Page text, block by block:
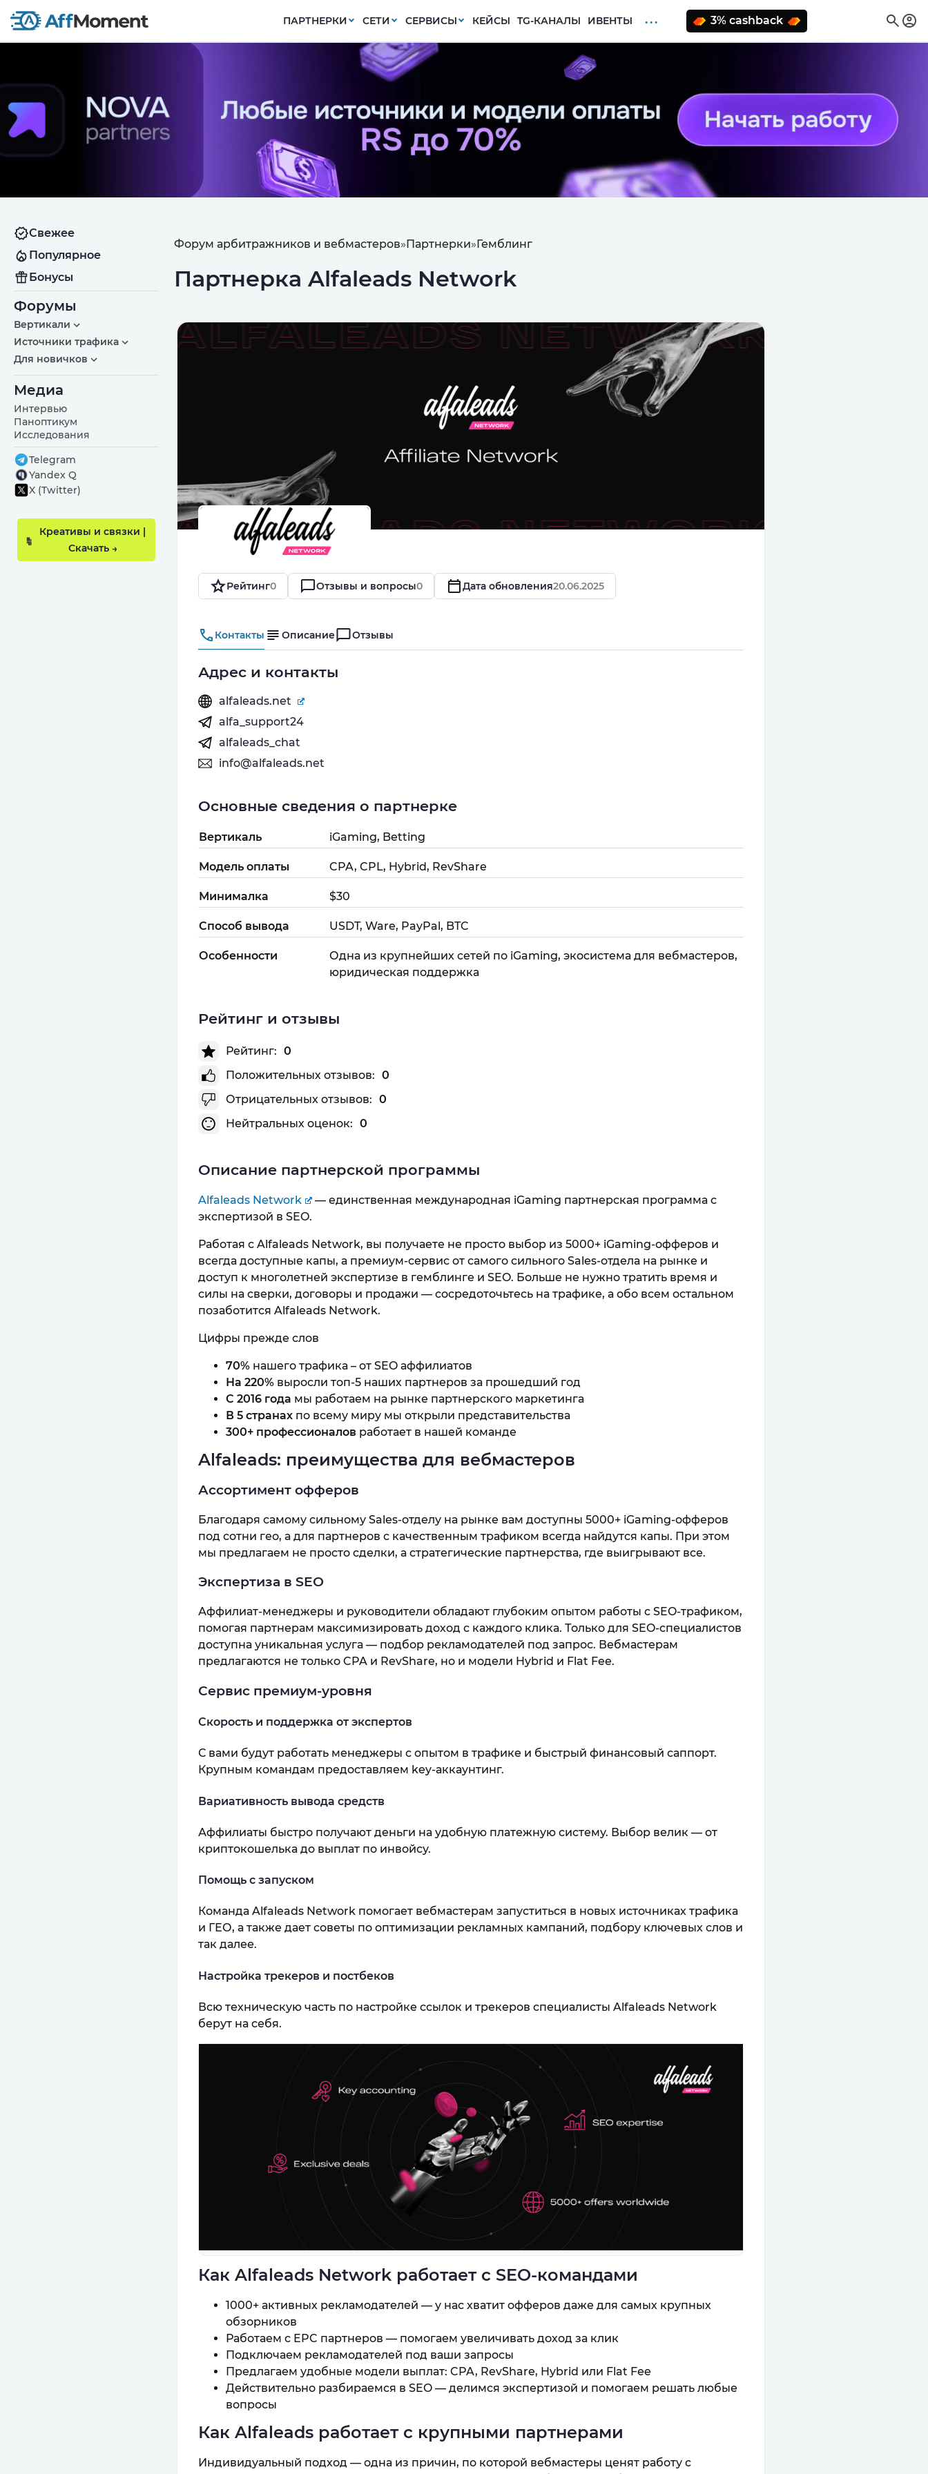
ПАРТНЕРКИ СЕТИ СЕРВИСЫ КЕЙСЫ TG-КАНАЛЫ ИВЕНТЫ . . . 3% cashback
Свежее
Популярное
Бонусы
Форумы
Вертикали
Источники трафика
Для новичков
Медиа
Интервью
Паноптикум
Исследования
Telegram
Yandex Q
X (Twitter)
Креативы и связки |
Скачать →
Форум арбитражников и вебмастеров»Партнерки»Гемблинг
Партнерка Alfaleads Network
Рейтинг0 Отзывы и вопросы0 Дата обновления20.06.2025
Контакты Описание Отзывы
Адрес и контакты
alfaleads.net
alfa_support24
alfaleads_chat
info@alfaleads.net
Основные сведения о партнерке
Вертикаль iGaming, Betting
Модель оплаты CPA, CPL, Hybrid, RevShare
Минималка $30
Способ вывода USDT, Ware, PayPal, BTC
Особенности
Одна из крупнейших сетей по iGaming, экосистема для вебмастеров,
юридическая поддержка
Рейтинг и отзывы
Рейтинг: 0
Положительных отзывов: 0
Отрицательных отзывов: 0
Нейтральных оценок: 0
Описание партнерской программы
Alfaleads Network
— единственная международная iGaming партнерская программа c
экспертизой в SEO.
Работая с Alfaleads Network, вы получаете не просто выбор из 5000+ iGaming-офферов и
всегда доступные капы, а премиум-сервис от самого сильного Sales-отдела на рынке и
доступ к многолетней экспертизе в гемблинге и SEO. Больше не нужно тратить время и
силы на сверки, договоры и продажи — сосредоточьтесь на трафике, а обо всем остальном
позаботится Alfaleads Network.
Цифры прежде слов
70% нашего трафика – от SEO аффилиатов
На 220% выросли топ-5 наших партнеров за прошедший год
С 2016 года мы работаем на рынке партнерского маркетинга
В 5 странах по всему миру мы открыли представительства
300+ профессионалов работает в нашей команде
Alfaleads: преимущества для вебмастеров
Ассортимент офферов
Благодаря самому сильному Sales-отделу на рынке вам доступны 5000+ iGaming-офферов
под сотни гео, а для партнеров с качественным трафиком всегда найдутся капы. При этом
мы предлагаем не просто сделки, а стратегические партнерства, где выигрывают все.
Экспертиза в SEO
Аффилиат-менеджеры и руководители обладают глубоким опытом работы с SEO-трафиком,
помогая партнерам максимизировать доход с каждого клика. Только для SEO-специалистов
доступна уникальная услуга — подбор рекламодателей под запрос. Вебмастерам
предлагаются не только CPA и RevShare, но и модели Hybrid и Flat Fee.
Сервис премиум-уровня
Скорость и поддержка от экспертов
С вами будут работать менеджеры с опытом в трафике и быстрый финансовый саппорт.
Крупным командам предоставляем key-аккаунтинг.
Вариативность вывода средств
Аффилиаты быстро получают деньги на удобную платежную систему. Выбор велик — от
криптокошелька до выплат по инвойсу.
Помощь с запуском
Команда Alfaleads Network помогает вебмастерам запуститься в новых источниках трафика
и ГЕО, а также дает советы по оптимизации рекламных кампаний, подбору ключевых слов и
так далее.
Настройка трекеров и постбеков
Всю техническую часть по настройке ссылок и трекеров специалисты Alfaleads Network
берут на себя.
Как Alfaleads Network работает с SEO-командами
1000+ активных рекламодателей — у нас хватит офферов даже для самых крупных
обзорников
Работаем с EPC партнеров — помогаем увеличивать доход за клик
Подключаем рекламодателей под ваши запросы
Предлагаем удобные модели выплат: CPA, RevShare, Hybrid или Flat Fee
Действительно разбираемся в SEO — делимся экспертизой и помогаем решать любые
вопросы
Как Alfaleads работает с крупными партнерами
Индивидуальный подход — одна из причин, по которой вебмастеры ценят работу с